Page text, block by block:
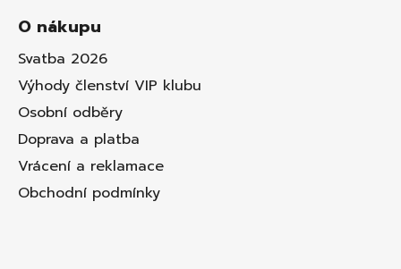
O nákupu
Svatba 2026
Výhody členství VIP klubu
Osobní odběry
Doprava a platba
Vrácení a reklamace
Obchodní podmínky